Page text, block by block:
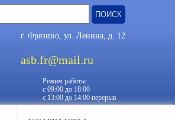
г. Фрязино, ул. Ленина, д. 12
asb.fr@mail.ru
Режим работы:
с 09:00 до 18:00
с 13:00 до 14:00 перерыв